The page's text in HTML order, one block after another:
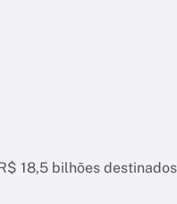
18,5 bilhões